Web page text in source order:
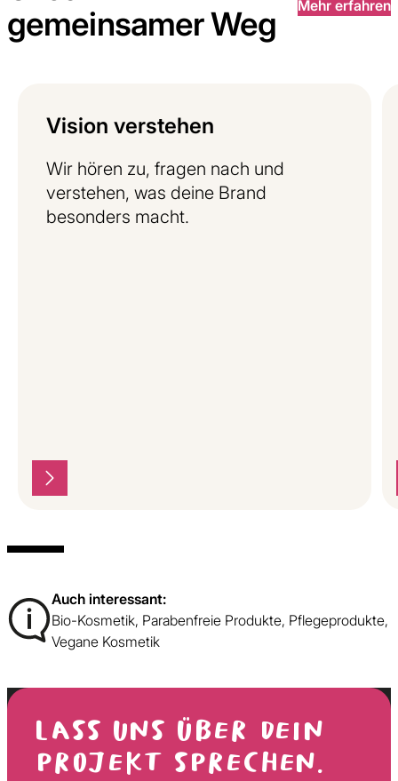
gemeinsamer Weg Mehr erfahren
Vision verstehen
Wir hören zu, fragen nach und
verstehen, was deine Brand
besonders macht.
Auch interessant:
Bio-Kosmetik, Parabenfreie Produkte, Pflegeprodukte,
Vegane Kosmetik
LASS UNS ÜBER DEIN
PROJEKT SPRECHEN.